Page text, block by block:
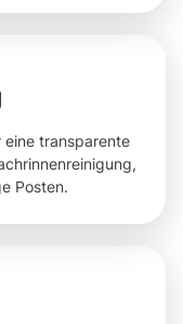
transparente
Posten.